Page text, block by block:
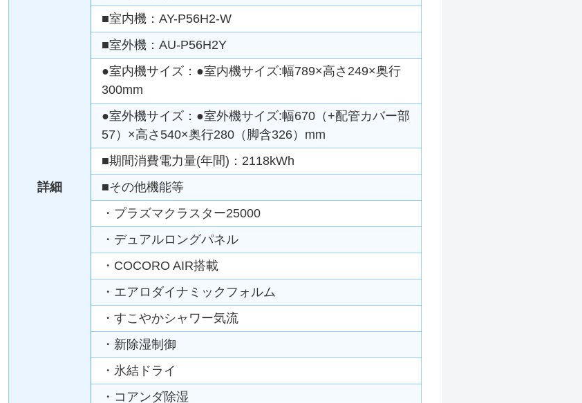
詳細
■室内機：AY-P56H2-W
■室外機：AU-P56H2Y
●室内機サイズ：●室内機サイズ:幅789×高さ249×奥行
300mm
●室外機サイズ：●室外機サイズ:幅670（+配管カバー部
57）×高さ540×奥行280（脚含326）mm
■期間消費電力量(年間)：2118kWh
■その他機能等
・プラズマクラスター25000
・デュアルロングパネル
・COCORO AIR搭載
・エアロダイナミックフォルム
・すこやかシャワー気流
・新除湿制御
・氷結ドライ
・コアンダ除湿